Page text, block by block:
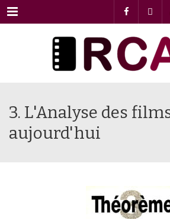
Menu
3. L'Analyse des
aujourd'hui